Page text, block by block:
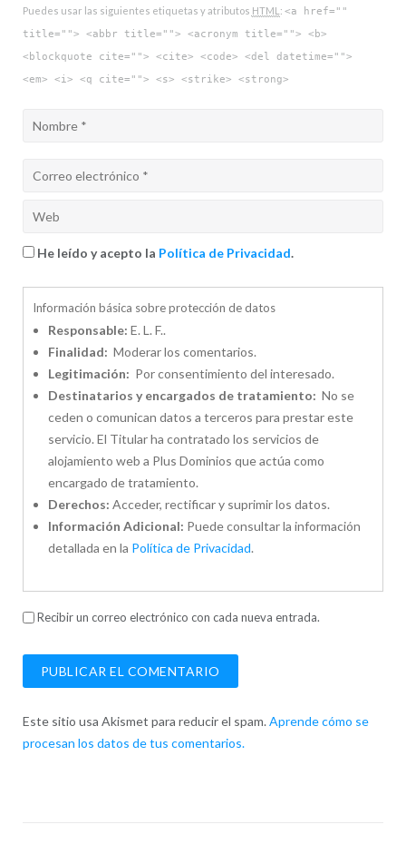
Puedes usar las siguientes etiquetas y atributos HTML : <a href=""
title=""> <abbr title=""> <acronym title=""> <b>
<blockquote cite=""> <cite> <code> <del datetime="">
<em> <i> <q cite=""> <s> <strike> <strong>
He leído y acepto la Política de Privacidad.
Información básica sobre protección de datos
Responsable: E. L. F..
Finalidad: Moderar los comentarios.
Legitimación: Por consentimiento del interesado.
Destinatarios y encargados de tratamiento: No se
ceden o comunican datos a terceros para prestar este
servicio. El Titular ha contratado los servicios de
alojamiento web a Plus Dominios que actúa como
encargado de tratamiento.
Derechos: Acceder, rectificar y suprimir los datos.
Información Adicional: Puede consultar la información
detallada en la Política de Privacidad.
Recibir un correo electrónico con cada nueva entrada.
Este sitio usa Akismet para reducir el spam. Aprende cómo se
procesan los datos de tus comentarios.